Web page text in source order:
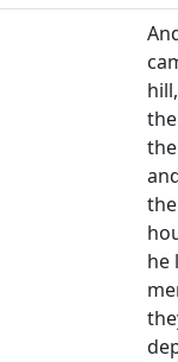
he